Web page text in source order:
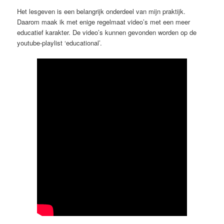
Het lesgeven is een belangrijk onderdeel van mijn praktijk.
Daarom maak ik met enige regelmaat video’s met een meer
educatief karakter. De video’s kunnen gevonden worden op de
youtube-playlist ‘educational’.